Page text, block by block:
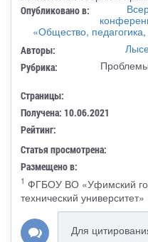
Опубликовано в:
«Общество,
Авторы:
Рубрика:
Страницы:
Получена: 10.06.2021
Рейтинг:
Статья просмотрена:
Размещено в:
1 ФГБОУ ВО «Уфимский
технический университет»
Для